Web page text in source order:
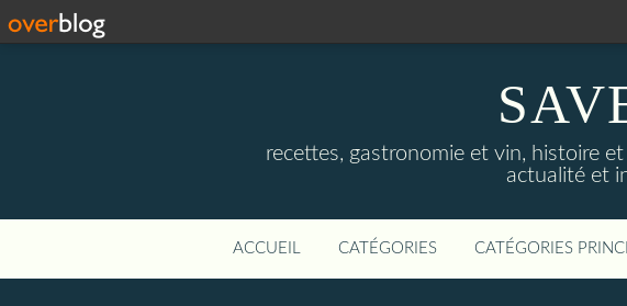
recettes, gastronomie et vin, histoire
actualité et
ACCUEIL CATÉGORIES CATÉGORIES